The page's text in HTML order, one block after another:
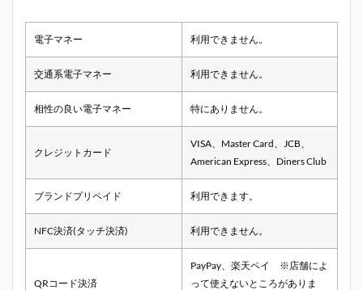
電子マネー 利用できません。
交通系電子マネー 利用できません。
相性の良い電子マネー 特にありません。
クレジットカード
VISA、Master Card、JCB、
American Express、Diners Club
ブランドプリペイド 利用できます。
NFC決済(タッチ決済) 利用できません。
QRコード決済
PayPay、楽天ペイ ※店舗によ
って使えないところがありま